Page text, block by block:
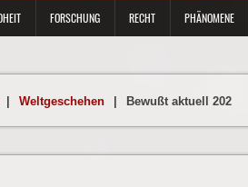
FORSCHUNG RECHT PHÄNOMENE
Weltgeschehen Bewußt aktuell 202